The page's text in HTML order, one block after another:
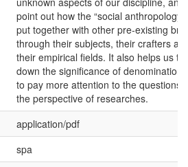
point out how the “social anthropology”
put together with other pre-existing
through their subjects, their crafters
their empirical fields. It also helps us to
down the significance of
to pay more attention to the questions
the perspective of researches.
application/pdf
spa